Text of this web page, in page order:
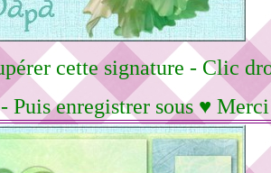
cette signature - Clic
- Puis enregistrer sous ♥ Merci